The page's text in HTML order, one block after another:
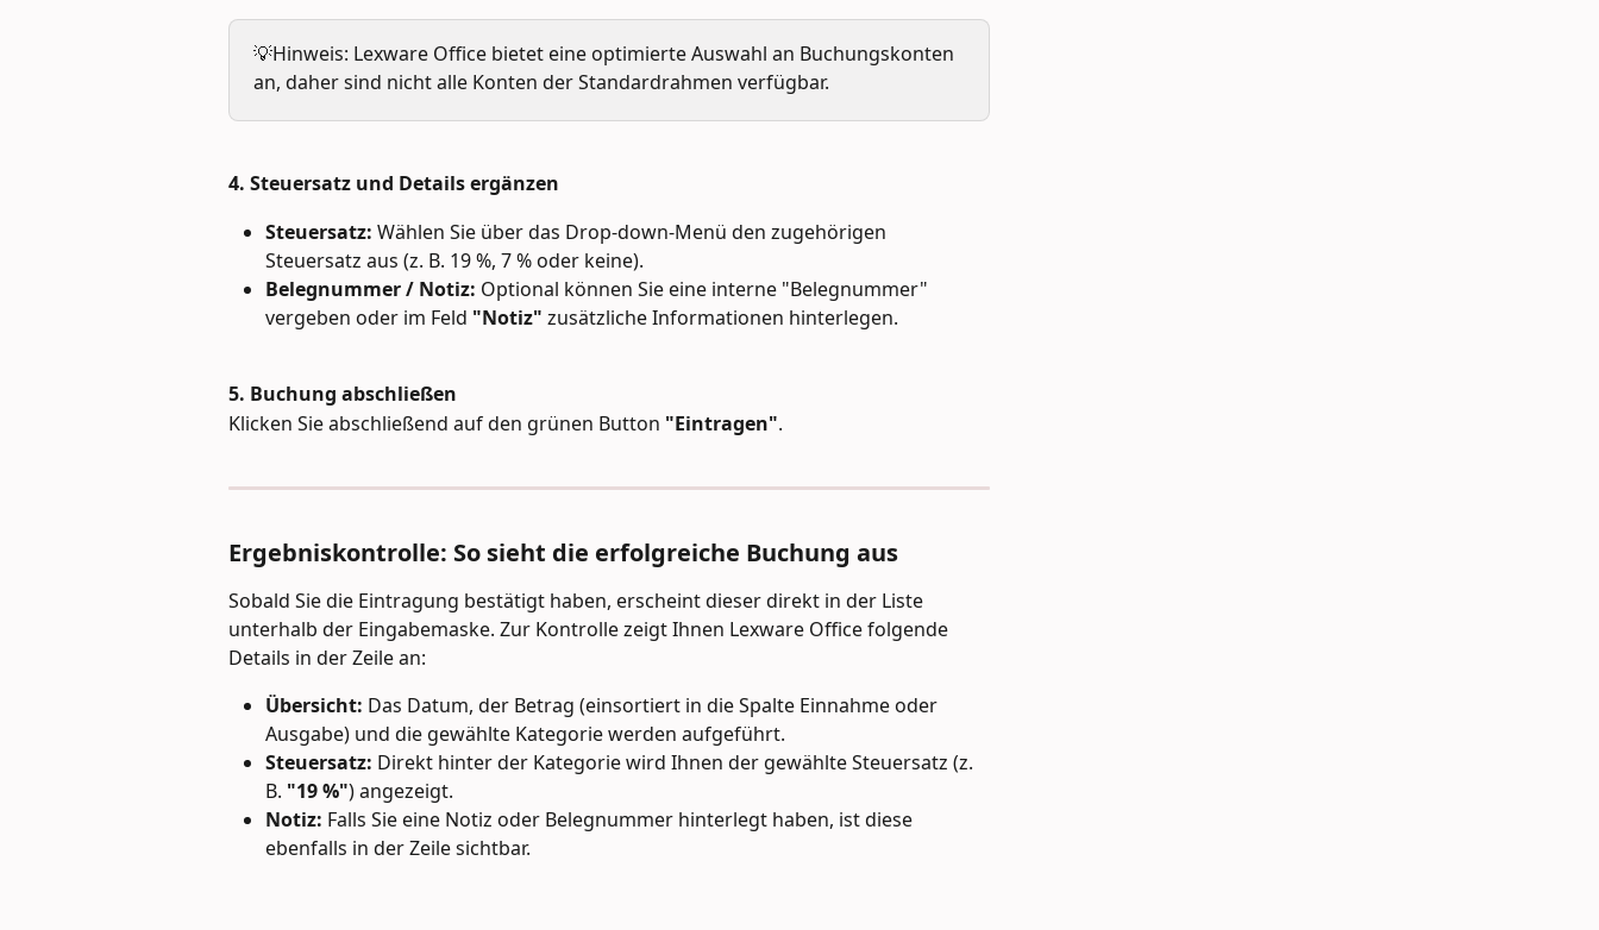
💡Hinweis: Lexware Office bietet eine optimierte Auswahl an Buchungskonten
an, daher sind nicht alle Konten der Standardrahmen verfügbar.
4. Steuersatz und Details ergänzen
Steuersatz: Wählen Sie über das Drop-down-Menü den zugehörigen
Steuersatz aus (z. B. 19 %, 7 % oder keine).
Belegnummer / Notiz: Optional können Sie eine interne "Belegnummer"
vergeben oder im Feld "Notiz" zusätzliche Informationen hinterlegen.
5. Buchung abschließen
Klicken Sie abschließend auf den grünen Button "Eintragen".
Ergebniskontrolle: So sieht die erfolgreiche Buchung aus
Sobald Sie die Eintragung bestätigt haben, erscheint dieser direkt in der Liste
unterhalb der Eingabemaske. Zur Kontrolle zeigt Ihnen Lexware Office folgende
Details in der Zeile an:
Übersicht: Das Datum, der Betrag (einsortiert in die Spalte Einnahme oder
Ausgabe) und die gewählte Kategorie werden aufgeführt.
Steuersatz: Direkt hinter der Kategorie wird Ihnen der gewählte Steuersatz (z.
B. "19 %") angezeigt.
Notiz: Falls Sie eine Notiz oder Belegnummer hinterlegt haben, ist diese
ebenfalls in der Zeile sichtbar.